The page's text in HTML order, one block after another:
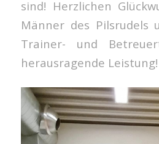
sind! Herzlichen
Männer des Pilsrudels
Trainer- und
herausragende Leistung!